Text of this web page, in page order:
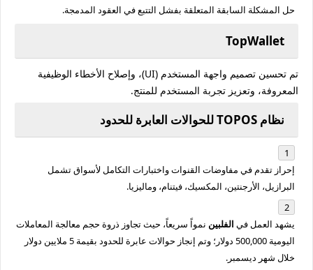
حل المشكلة السابقة المتعلقة بفشل التتبع في العقود المدمجة.
TopWallet
تم تحسين تصميم واجهة المستخدم (UI)، وإصلاح الأخطاء الوظيفية
المعروفة، وتعزيز تجربة المستخدم للمنتج.
نظام TOPOS للحوالات العابرة للحدود
إحراز تقدم في مفاوضات القنوات واختبارات التكامل لأسواق تشمل
البرازيل، الأرجنتين، المكسيك، فيتنام، وماليزيا.
يشهد العمل في الفلبين نمواً سريعاً، حيث تجاوز ذروة حجم معالجة المعاملات
اليومية 500,000 دولار؛ وتم إنجاز حوالات عابرة للحدود بقيمة 5 ملايين دولار
خلال شهر ديسمبر.